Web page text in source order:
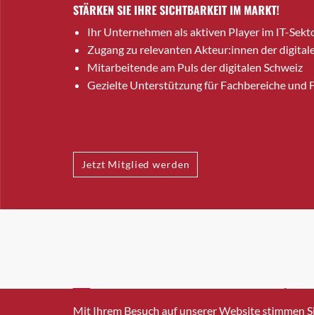
STÄRKEN SIE IHRE SICHTBARKEIT IM MARKT!
Ihr Unternehmen als aktiven Player im IT-
Zugang zu relevanten Akteur:innen der
Mitarbeitende am Puls der digitalen Schweiz
Gezielte Unterstützung für Fachbereiche und
Jetzt Mitglied werden
INFO@SWISSICT.CH +41
Mit Ihrem Besuch auf unserer Website stimmen